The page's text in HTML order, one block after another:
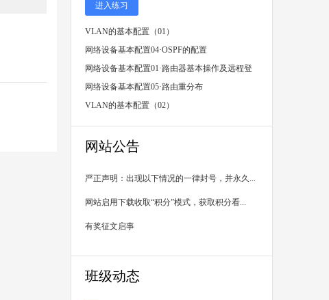
进入练习
VLAN的基本配置（01）
网络设备基本配置04·OSPF的配置
网络设备基本配置01·路由器基本操作及远程登
录配置
网络设备基本配置05·路由重分布
VLAN的基本配置（02）
网站公告
严正声明：出现以下情况的一律封号，并永久...
网站启用下载收取“积分”模式，获取积分看...
有奖征文启事
班级动态